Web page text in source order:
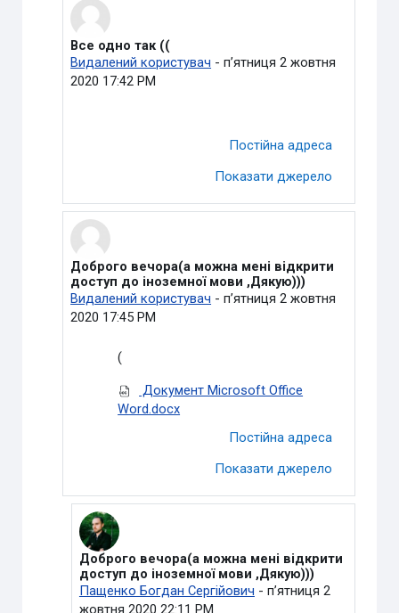
У відповідь на Пащенко Богдан Сергійович
Все одно так ((
Видалений користувач -пʼятниця 2 жовтня
2020 17:42 PM
Постійна адреса
Показати джерело
У відповідь на Пащенко Богдан Сергійович
Доброго вечора(а можна мені відкрити
доступ до іноземної мови ,Дякую)))
Видалений користувач -пʼятниця 2 жовтня
2020 17:45 PM
(
Документ Microsoft Office
Word.docx
Постійна адреса
Показати джерело
У відповідь на Видалений користувач
Доброго вечора(а можна мені відкрити
доступ до іноземної мови ,Дякую)))
Пащенко Богдан Сергійович - пʼятниця 2
жовтня 2020 22:11 PM